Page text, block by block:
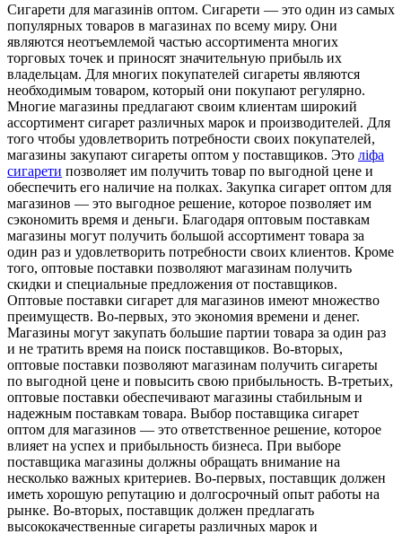
Сигaрeти для мaгaзинів oптoм. Сигaрeти — это один из самых
популярных товаров в магазинах по всему миру. Они
являются неотъемлемой частью ассортимента многих
торговых точек и приносят значительную прибыль их
владельцам. Для многих покупателей сигареты являются
необходимым товаром, который они покупают регулярно.
Многие магазины предлагают своим клиентам широкий
ассортимент сигарет различных марок и производителей. Для
того чтобы удовлетворить потребности своих покупателей,
магазины закупают сигареты оптом у поставщиков. Это ліфа
сигарети позволяет им получить товар по выгодной цене и
обеспечить его наличие на полках. Закупка сигарет оптом для
магазинов — это выгодное решение, которое позволяет им
сэкономить время и деньги. Благодаря оптовым поставкам
магазины могут получить большой ассортимент товара за
один раз и удовлетворить потребности своих клиентов. Кроме
того, оптовые поставки позволяют магазинам получить
скидки и специальные предложения от поставщиков.
Оптовые поставки сигарет для магазинов имеют множество
преимуществ. Во-первых, это экономия времени и денег.
Магазины могут закупать большие партии товара за один раз
и не тратить время на поиск поставщиков. Во-вторых,
оптовые поставки позволяют магазинам получить сигареты
по выгодной цене и повысить свою прибыльность. В-третьих,
оптовые поставки обеспечивают магазины стабильным и
надежным поставкам товара. Выбор поставщика сигарет
оптом для магазинов — это ответственное решение, которое
влияет на успех и прибыльность бизнеса. При выборе
поставщика магазины должны обращать внимание на
несколько важных критериев. Во-первых, поставщик должен
иметь хорошую репутацию и долгосрочный опыт работы на
рынке. Во-вторых, поставщик должен предлагать
высококачественные сигареты различных марок и